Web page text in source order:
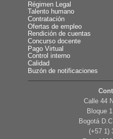
Régimen Legal
Talento humano
Contratación
Ofertas de empleo
Rendición de cuentas
Concurso docente
Pago Virtual
Control interno
Calidad
Buzón de notificaciones
Calle 44
Bloque
Bogotá
(+57 1)